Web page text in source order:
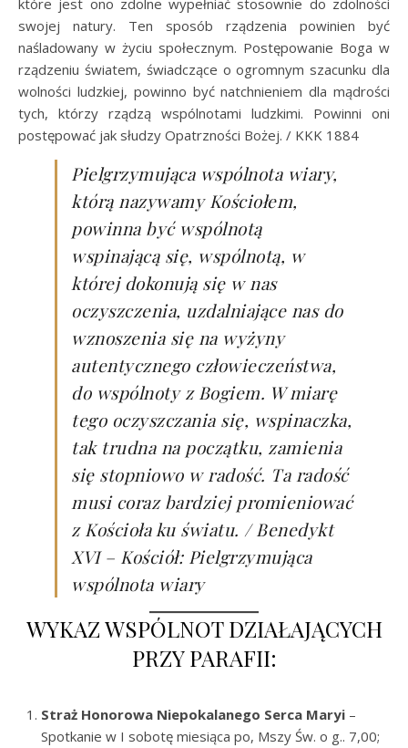
które jest ono zdolne wypełniać stosownie do zdolności
swojej natury. Ten sposób rządzenia powinien być
naśladowany w życiu społecznym. Postępowanie Boga w
rządzeniu światem, świadczące o ogromnym szacunku dla
wolności ludzkiej, powinno być natchnieniem dla mądrości
tych, którzy rządzą wspólnotami ludzkimi. Powinni oni
postępować jak słudzy Opatrzności Bożej. / KKK 1884
Pielgrzymująca wspólnota wiary,
którą nazywamy Kościołem,
powinna być wspólnotą
wspinającą się, wspólnotą, w
której dokonują się w nas
oczyszczenia, uzdalniające nas do
wznoszenia się na wyżyny
autentycznego człowieczeństwa,
do wspólnoty z Bogiem. W miarę
tego oczyszczania się, wspinaczka,
tak trudna na początku, zamienia
się stopniowo w radość. Ta radość
musi coraz bardziej promieniować
z Kościoła ku światu. / Benedykt
XVI – Kościół: Pielgrzymująca
wspólnota wiary
WYKAZ WSPÓLNOT DZIAŁAJĄCYCH
PRZY PARAFII:
Straż Honorowa Niepokalanego Serca Maryi –
Spotkanie w I sobotę miesiąca po, Mszy Św. o g.. 7,00;